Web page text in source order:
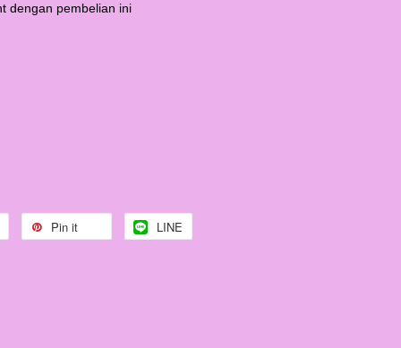
dengan pembelian ini
Pin it LINE